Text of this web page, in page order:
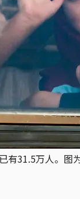
31.5万人。